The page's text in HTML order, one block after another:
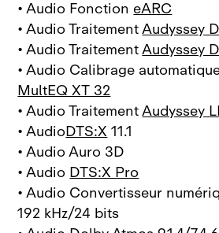
• Audio FonctioneARC
• Audio TraitementAudyssey
• Audio TraitementAudyssey
• Audio Calibrage
MultEQ XT 32
• Audio TraitementAudyssey
• AudioDTS:X11.1
• Audio Auro 3D
• AudioDTS:X Pro
• Audio Convertisseur
192 kHz/24 bits